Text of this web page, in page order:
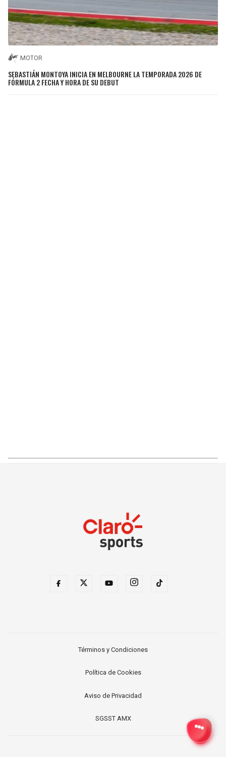
MOTOR
SEBASTIÁN MONTOYA INICIA EN MELBOURNE LA TEMPORADA 2026 DE
FÓRMULA 2 FECHA Y HORA DE SU DEBUT
Términos y Condiciones
Política de Cookies
Aviso de Privacidad
SGSST AMX